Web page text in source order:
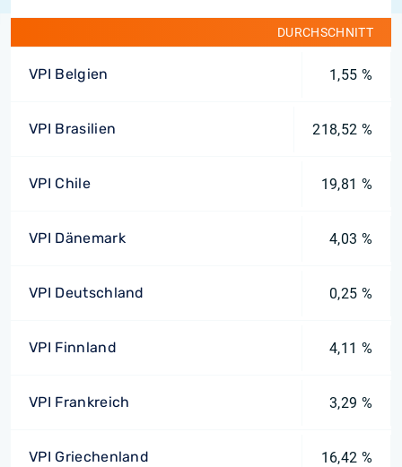
DURCHSCHNITT
VPI Belgien 1,55 %
VPI Brasilien 218,52 %
VPI Chile 19,81 %
VPI Dänemark 4,03 %
VPI Deutschland 0,25 %
VPI Finnland 4,11 %
VPI Frankreich 3,29 %
VPI Griechenland 16,42 %